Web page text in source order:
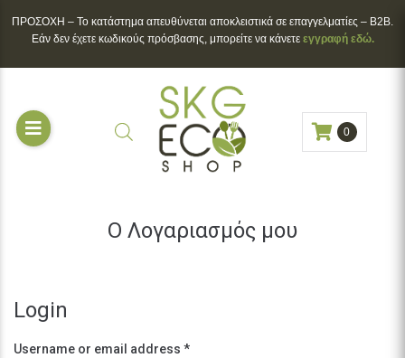
ΠΡΟΣΟΧΗ – To κατάστημα απευθύνεται αποκλειστικά σε επαγγελματίες – B2B.
Εάν δεν έχετε κωδικούς πρόσβασης, μπορείτε να κάνετε εγγραφή εδώ.
0
Ο Λογαριασμός μου
Login
Username or email address *